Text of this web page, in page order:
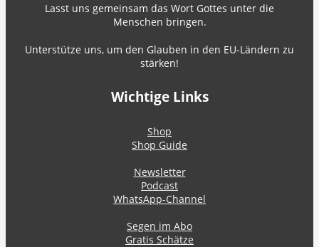
Lasst uns gemeinsam das Wort Gottes unter die
Menschen bringen.
Unterstütze uns, um den Glauben in den EU-Ländern zu
stärken!
Wichtige Links
Shop
Shop Guide
Newsletter
Podcast
WhatsApp-Channel
Segen im Abo
Gratis Schätze